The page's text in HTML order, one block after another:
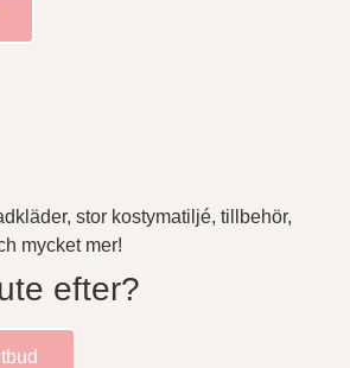
stor kostymatiljé, tillbehör,
mycket mer!
efter?